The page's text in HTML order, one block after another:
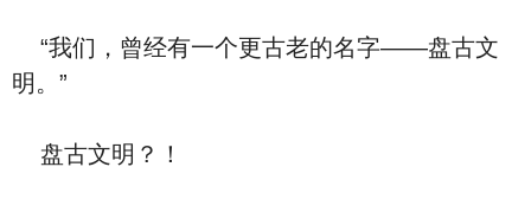
“我们，曾经有一个更古老的名字——盘古文
明。”
盘古文明？！